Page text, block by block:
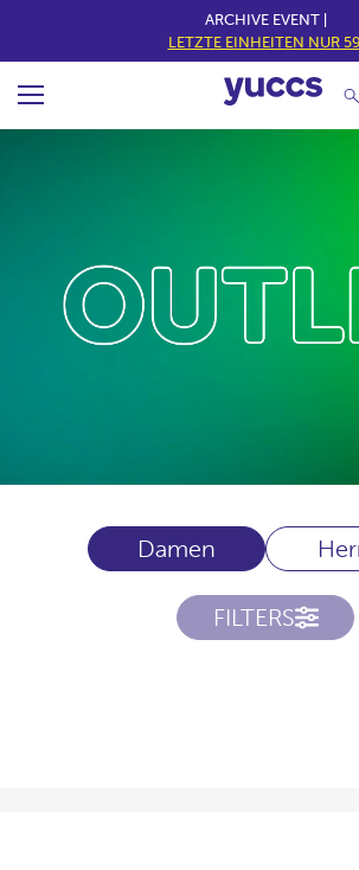
ARCHIVE EVENT |
LETZTE EINHEITEN NUR
Damen
FILTERS